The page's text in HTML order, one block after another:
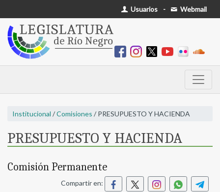
Usuarios - Webmail
Institucional /Comisiones / PRESUPUESTO Y HACIENDA
PRESUPUESTO Y HACIENDA
Comisión Permanente
Compartir en: